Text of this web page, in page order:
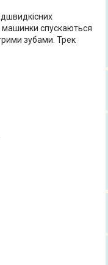
машинки спускаються
зубами. Трек